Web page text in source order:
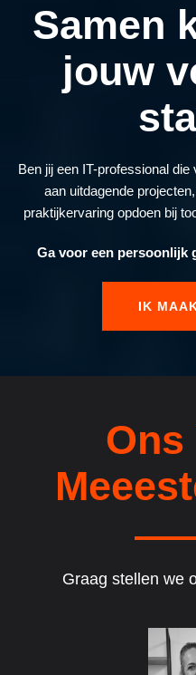
Samen
jouw
Ben jij een IT-professional
aan uitdagende
praktijkervaring opdoen bij
Ga voor een persoonlijk
IK
Ons
Graag stellen we